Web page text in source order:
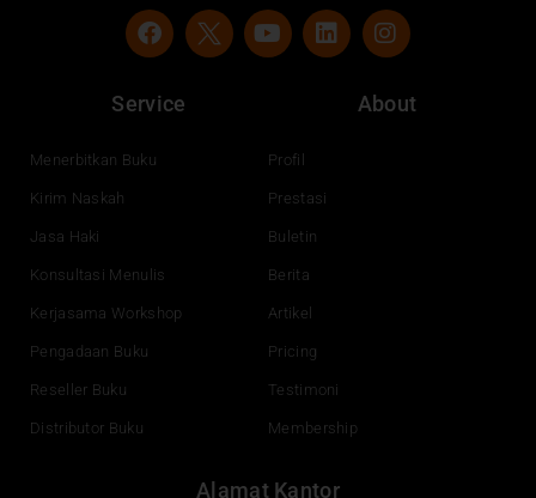
F
a
e
b
o
Y
o
e
L
i
n
I
n
t
a
Service
Menerbitkan Buku
Kirim Naskah
Jasa Haki
Konsultasi Menulis
Kerjasama Workshop
Pengadaan Buku
Reseller Buku
Distributor Buku
About
Profil
Prestasi
Buletin
Berita
Artikel
Pricing
Testimoni
Membership
Alamat Kantor